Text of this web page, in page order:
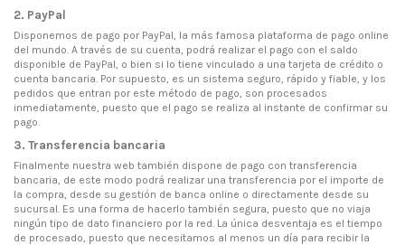
2. PayPal
Disponemos de pago por PayPal, la más famosa plataforma de pago online
del mundo. A través de su cuenta, podrá realizar el pago con el saldo
disponible de PayPal, o bien si lo tiene vinculado a una tarjeta de crédito o
cuenta bancaria. Por supuesto, es un sistema seguro, rápido y fiable, y los
pedidos que entran por este método de pago, son procesados
inmediatamente, puesto que el pago se realiza al instante de confirmar su
pago.
3. Transferencia bancaria
Finalmente nuestra web también dispone de pago con transferencia
bancaria, de este modo podrá realizar una transferencia por el importe de
la compra, desde su gestión de banca online o directamente desde su
sucursal. Es una forma de hacerlo también segura, puesto que no viaja
ningún tipo de dato financiero por la red. La única desventaja es el tiempo
de procesado, puesto que necesitamos al menos un día para recibir la